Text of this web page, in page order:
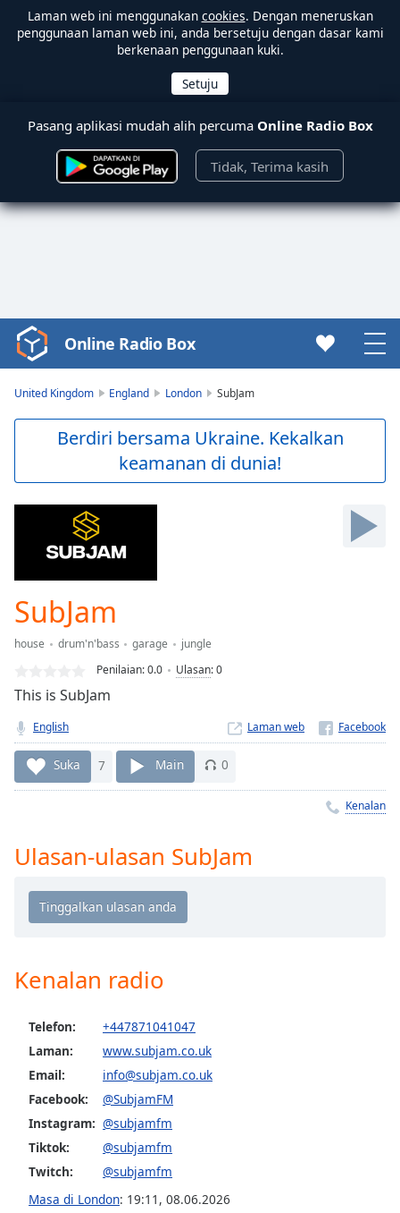
Laman web ini menggunakan cookies. Dengan meneruskan
penggunaan laman web ini, anda bersetuju dengan dasar kami
berkenaan penggunaan kuki.
Pasang aplikasi mudah alih percuma Online Radio Box
Tidak, Terima kasih
Video
Player
Skip
Duration-:-
Loaded :
Stream
Seek to
live,
currently
behind
liveLIVE
Playback
Rate
Chapters
Descriptions
descriptions
off,
selected
Subtitles
subtitles
settings
opens
Online Radio Box
United Kingdom England London SubJam
Berdiri bersama Ukraine. Kekalkan
keamanan di dunia!
SubJam
house drum'n'bass garage
jungle
Penilaian:0.0 Ulasan:0
This is SubJam
English Laman web
Suka 7 Main 0
Kenalan
Ulasan-ulasan SubJam
Kenalan radio
Telefon:
+447871041047
Laman:
www.subjam.co.uk
Email:
info@subjam.co.uk
Facebook:
@SubjamFM
Instagram: @subjamfm
Tiktok:
@subjamfm
Twitch:
@subjamfm
Masa di London: 19:11 , 08.06.2026